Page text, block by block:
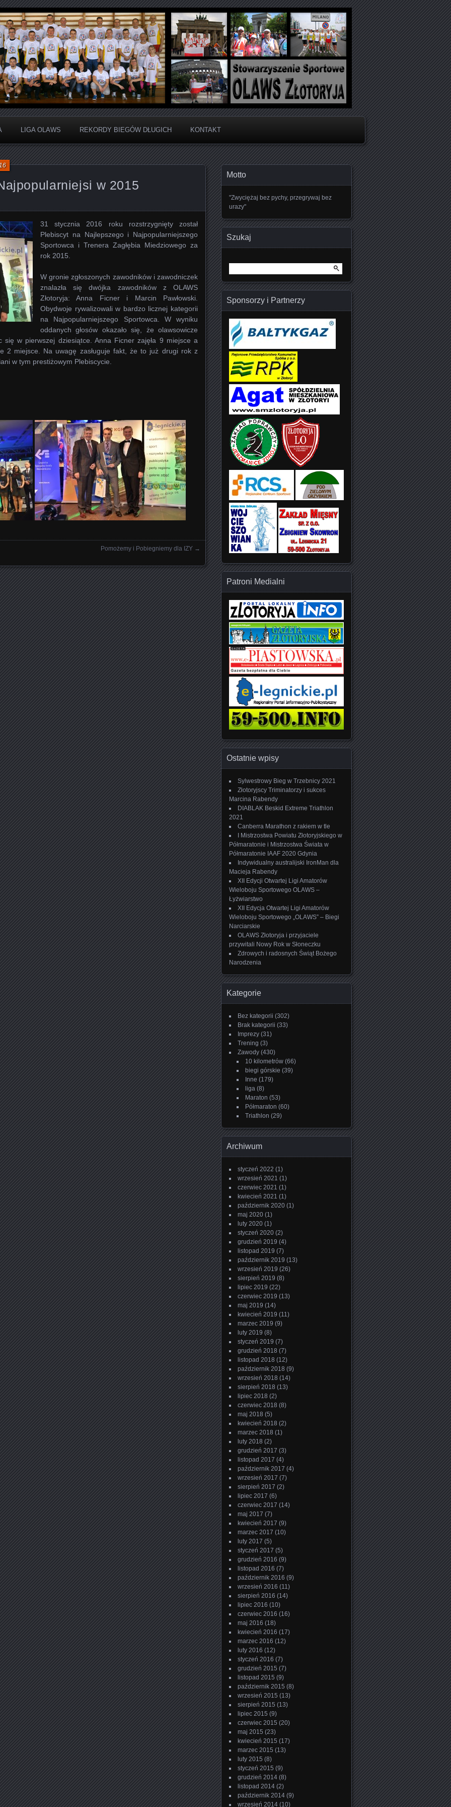
Liga Amatorów Wieloboju
Sportowego
LIGA OLAWS REKORDY BIEGÓW DŁUGICH KONTAKT
w 2015
31 stycznia 2016 roku rozstrzygnięty został
Plebiscyt na Najlepszego i Najpopularniejszego
Sportowca i Trenera Zagłębia Miedziowego za
rok 2015.
W gronie zgłoszonych zawodników i zawodniczek
znalazła się dwójka zawodników z OLAWS
Złotoryja: Anna Ficner i Marcin Pawłowski.
Obydwoje rywalizowali w bardzo licznej kategorii
na Najpopularniejszego Sportowca. W wyniku
oddanych głosów okazało się, że olawsowicze
się w pierwszej dziesiątce. Anna Ficner zajęła 9 miejsce a
2 miejsce. Na uwagę zasługuje fakt, że to już drugi rok z
w tym prestiżowym Plebiscycie.
Pomożemy i Pobiegniemy dla IZY →
Motto
"Zwyciężaj bez pychy, przegrywaj bez
urazy"
Szukaj
Sponsorzy i Partnerzy
Patroni Medialni
Ostatnie wpisy
Sylwestrowy Bieg w Trzebnicy 2021
Złotoryjscy Triminatorzy i sukces
Marcina Rabendy
DIABLAK Beskid Extreme Triathlon
2021
Canberra Marathon z rakiem w tle
I Mistrzostwa Powiatu Złotoryjskiego w
Półmaratonie i Mistrzostwa Świata w
Półmaratonie IAAF 2020 Gdynia
Indywidualny australijski IronMan dla
Macieja Rabendy
XII Edycji Otwartej Ligi Amatorów
Wieloboju Sportowego OLAWS –
Łyżwiarstwo
XII Edycja Otwartej Ligi Amatorów
Wieloboju Sportowego „OLAWS” – Biegi
Narciarskie
OLAWS Złotoryja i przyjaciele
przywitali Nowy Rok w Słoneczku
Zdrowych i radosnych Świąt Bożego
Narodzenia
Kategorie
Bez kategorii (302)
Brak kategorii (33)
Imprezy (31)
Trening (3)
Zawody (430)
10 kilometrów (66)
biegi górskie (39)
Inne (179)
liga (8)
Maraton (53)
Półmaraton (60)
Triathlon (29)
Archiwum
styczeń 2022 (1)
wrzesień 2021 (1)
czerwiec 2021 (1)
kwiecień 2021 (1)
październik 2020 (1)
maj 2020 (1)
luty 2020 (1)
styczeń 2020 (2)
grudzień 2019 (4)
listopad 2019 (7)
październik 2019 (13)
wrzesień 2019 (26)
sierpień 2019 (8)
lipiec 2019 (22)
czerwiec 2019 (13)
maj 2019 (14)
kwiecień 2019 (11)
marzec 2019 (9)
luty 2019 (8)
styczeń 2019 (7)
grudzień 2018 (7)
listopad 2018 (12)
październik 2018 (9)
wrzesień 2018 (14)
sierpień 2018 (13)
lipiec 2018 (2)
czerwiec 2018 (8)
maj 2018 (5)
kwiecień 2018 (2)
marzec 2018 (1)
luty 2018 (2)
grudzień 2017 (3)
listopad 2017 (4)
październik 2017 (4)
wrzesień 2017 (7)
sierpień 2017 (2)
lipiec 2017 (6)
czerwiec 2017 (14)
maj 2017 (7)
kwiecień 2017 (9)
marzec 2017 (10)
luty 2017 (5)
styczeń 2017 (5)
grudzień 2016 (9)
listopad 2016 (7)
październik 2016 (9)
wrzesień 2016 (11)
sierpień 2016 (14)
lipiec 2016 (10)
czerwiec 2016 (16)
maj 2016 (18)
kwiecień 2016 (17)
marzec 2016 (12)
luty 2016 (12)
styczeń 2016 (7)
grudzień 2015 (7)
listopad 2015 (9)
październik 2015 (8)
wrzesień 2015 (13)
sierpień 2015 (13)
lipiec 2015 (9)
czerwiec 2015 (20)
maj 2015 (23)
kwiecień 2015 (17)
marzec 2015 (13)
luty 2015 (8)
styczeń 2015 (9)
grudzień 2014 (8)
listopad 2014 (2)
październik 2014 (9)
wrzesień 2014 (10)